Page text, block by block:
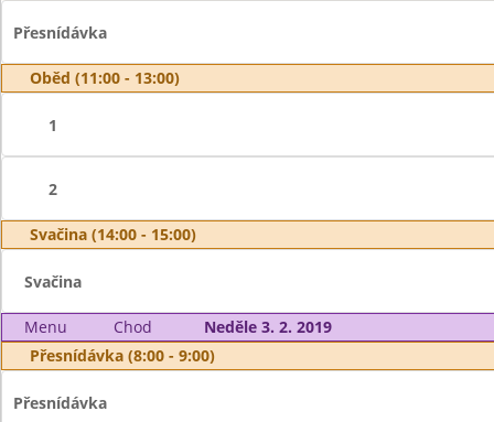
Přesnídávka
Oběd (11:00 - 13:00)
1
2
Svačina (14:00 - 15:00)
Svačina
Menu Chod
Neděle 3. 2. 2019
Přesnídávka (8:00 - 9:00)
Přesnídávka